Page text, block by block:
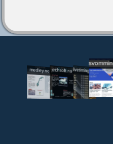
medley.no jechsoft.nolivetiming.medley.no